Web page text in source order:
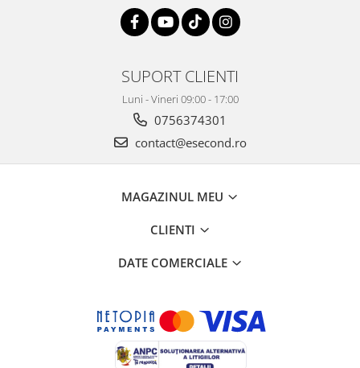
Retelistica & Supraveghere
Servere, Componente & UPS
Sport & Activitati in aer liber
Accesorii antrenament
Audio HI-FI & Profesionale
Camere video si sport
SUPORT CLIENTI
Luni - Vineri 09:00 - 17:00
0756374301
contact@esecond.ro
MAGAZINUL MEU
CLIENTI
DATE COMERCIALE